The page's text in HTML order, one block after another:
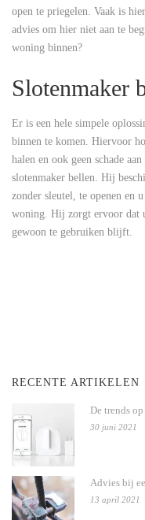
open te priegelen. Vaak is
advies om hier niet aan te
woning binnen?
Slotenmaker
Er is een hele simpele
binnen te komen. Hiervoor
halen en ook geen schade
slotenmaker bellen. Hij
zonder sleutel, te openen en
woning. Hij zorgt ervoor dat
gewoon te gebruiken blijft.
RECENTE ARTIKELEN
De trends
30 juni 2021
Advies bij
13 april 2021